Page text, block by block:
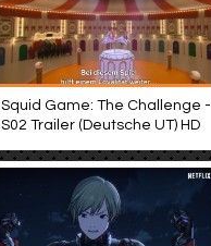
Squid Game: The Challenge -
S02 Trailer (Deutsche UT) HD